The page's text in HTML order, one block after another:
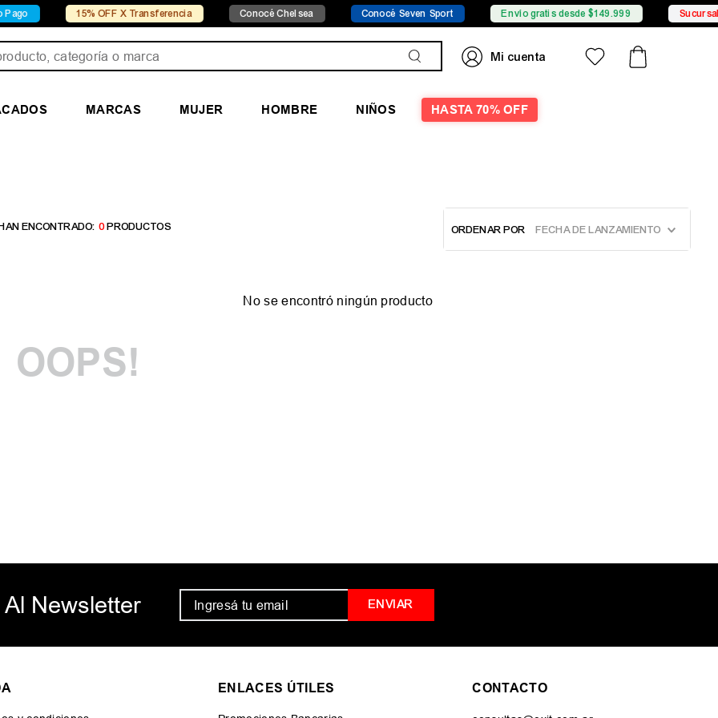
15% OFF X Transferencia Conocé Chelsea Conocé Seven Sport Envío gratis desde $149.999 Sucursales
MARCAS MUJER HOMBRE NIÑOS HASTA 70% OFF
0PRODUCTOS ORDENAR POR FECHA DE LANZAMIENTO
OOPS!
No se encontró ningún producto
Newsletter ENVIAR
ENLACES ÚTILES CONTACTO